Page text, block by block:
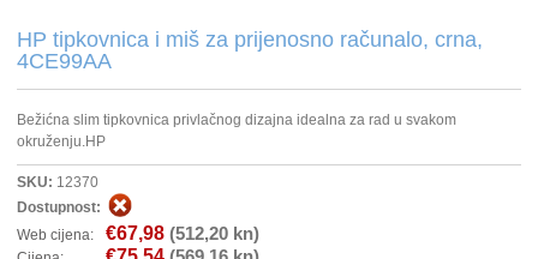
PERIFERIJA
PROJEKTORI
ELEKTRIČNI ROMOBILI/BICIKLI
HP tipkovnica i miš za prijenosno računalo, crna,
4CE99AA
Bežićna slim tipkovnica privlačnog dizajna idealna za rad u svakom
okruženju.HP
SKU: 12370
Dostupnost:
Web cijena:
€67,98 (512,20 kn)